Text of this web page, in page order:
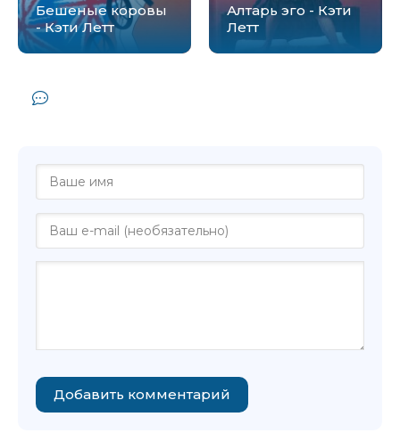
Бешеные коровы
- Кэти Летт
Алтарь эго - Кэти
Летт
Добавить комментарий